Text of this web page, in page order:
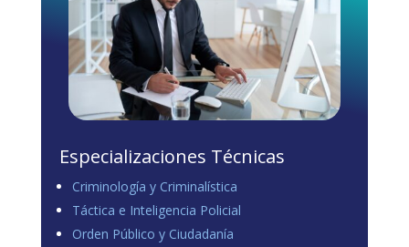
Especializaciones Técnicas
Criminología y Criminalística
Táctica e Inteligencia Policial
Orden Público y Ciudadanía